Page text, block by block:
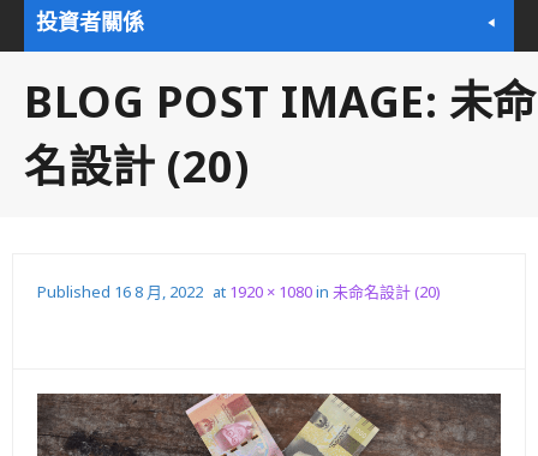
投資者關係
BLOG POST IMAGE: 未命
名設計 (20)
Published 16 8 月, 2022 at 1920 × 1080in 未命名設計 (20)